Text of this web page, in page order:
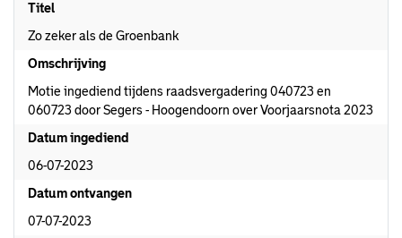
Titel
Zo zeker als de Groenbank
Omschrijving
Motie ingediend tijdens raadsvergadering 040723 en
060723 door Segers - Hoogendoorn over Voorjaarsnota 2023
Datum ingediend
06-07-2023
Datum ontvangen
07-07-2023